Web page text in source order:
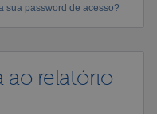
sua password de acesso?
ao relatório